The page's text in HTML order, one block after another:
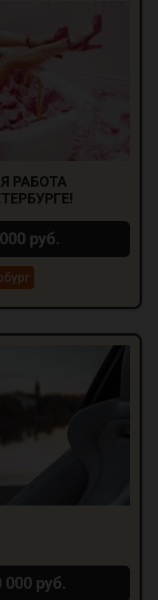
РАБОТА
руб.
000 руб.